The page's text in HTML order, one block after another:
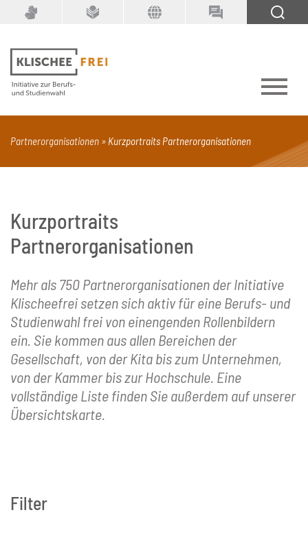
Suchbegriff
PDF Seite mit Video Alle Dokumenttypen
Partnerorganisationen Kurzportraits Partnerorganisationen
Kurzportraits
Partnerorganisationen
Mehr als 750 Partnerorganisationen der Initiative
Klischeefrei setzen sich aktiv für eine Berufs- und
Studienwahl frei von einengenden Rollenbildern
ein. Sie kommen aus allen Bereichen der
Gesellschaft, von der Kita bis zum Unternehmen,
von der Kammer bis zur Hochschule. Eine
vollständige Liste finden Sie außerdem auf unserer
Übersichtskarte.
Filter